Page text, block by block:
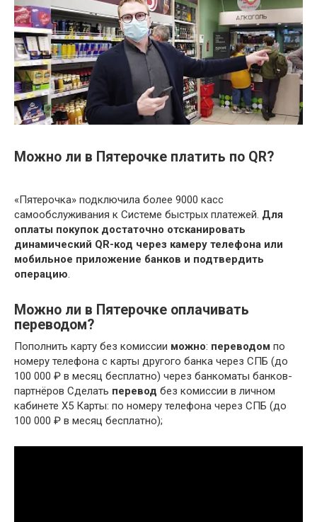
Можно ли в Пятерочке платить по QR?
«Пятерочка» подключила более 9000 касс
самообслуживания к Системе быстрых платежей. Для
оплаты покупок достаточно отсканировать
динамический QR-код через камеру телефона или
мобильное приложение банков и подтвердить
операцию.
Можно ли в Пятерочке оплачивать
переводом?
Пополнить карту без комиссии можно: переводом по
номеру телефона c карты другого банка через СПБ (до
100 000 ₽ в месяц бесплатно) через банкоматы банков-
партнёров Сделать перевод без комиссии в личном
кабинете Х5 Карты: по номеру телефона через СПБ (до
100 000 ₽ в месяц бесплатно);